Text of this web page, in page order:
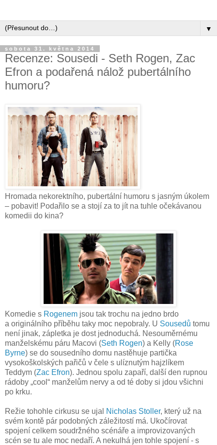
▼
sobota 31. května 2014
Recenze: Sousedi - Seth Rogen, Zac
Efron a podařená nálož pubertálního
humoru?
Hromada nekorektního, pubertální humoru s jasným úkolem
– pobavit! Podařilo se a stojí za to jít na tuhle očekávanou
komedii do kina?
Komedie s Rogenem jsou tak trochu na jedno brdo
a originálního příběhu taky moc nepobraly. U Sousedů tomu
není jinak, zápletka je dost jednoduchá. Nesouměrnému
manželskému páru Macovi (Seth Rogen) a Kelly (Rose
Byrne) se do sousedního domu nastěhuje partička
vysokoškolských pařičů v čele s ulíznutým hajzlíkem
Teddym (Zac Efron). Jednou spolu zapaří, další den rupnou
rádoby „cool“ manželům nervy a od té doby si jdou všichni
po krku.
Režie tohohle cirkusu se ujal Nicholas Stoller, který už na
svém kontě pár podobných záležitostí má. Ukočírovat
spojení celkem soudržného scénáře a improvizovaných
scén se tu ale moc nedaří. A nekulhá jen tohle spojení - s